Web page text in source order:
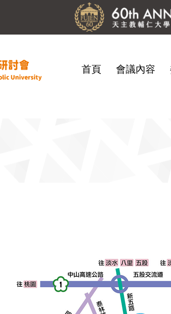
首頁 會議內容